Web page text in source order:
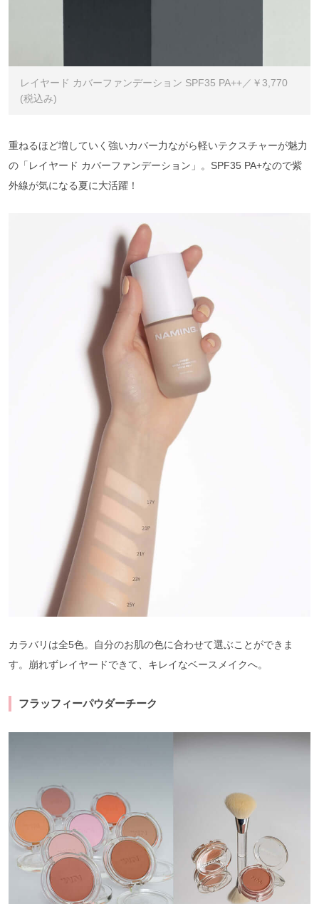
レイヤード カバーファンデーション SPF35 PA++／￥3,770
(税込み)
重ねるほど増していく強いカバー力ながら軽いテクスチャーが魅力
の「レイヤード カバーファンデーション」。SPF35 PA+なので紫
外線が気になる夏に大活躍！
カラバリは全5色。自分のお肌の色に合わせて選ぶことができま
す。崩れずレイヤードできて、キレイなベースメイクへ。
フラッフィーパウダーチーク